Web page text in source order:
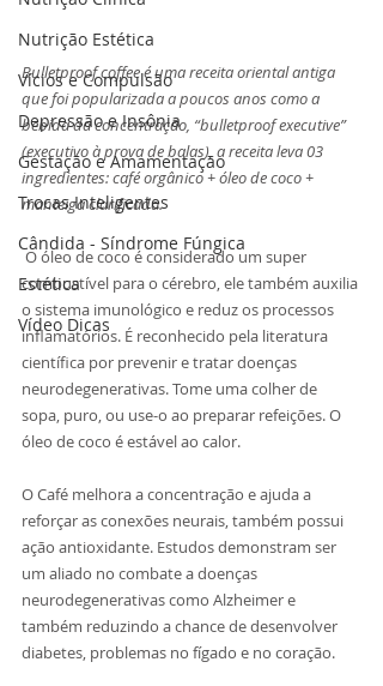
Nutrição Estética
Vícios e Compulsão
Depressão e Insônia
Gestação e Amamentação
Trocas Inteligentes
Cândida - Síndrome Fúngica
Estética
Vídeo Dicas
Bulletproof coffee é uma receita oriental antiga
que foi popularizada a poucos anos como a
bebida da concentração, “bulletproof executive”
(executivo à prova de balas), a receita leva 03
ingredientes: café orgânico + óleo de coco +
manteiga clarificada.
O óleo de coco é considerado um super
combustível para o cérebro, ele também auxilia
o sistema imunológico e reduz os processos
inflamatórios. É reconhecido pela literatura
científica por prevenir e tratar doenças
neurodegenerativas. Tome uma colher de
sopa, puro, ou use-o ao preparar refeições. O
óleo de coco é estável ao calor. ⠀
O Café melhora a concentração e ajuda a
reforçar as conexões neurais, também possui
ação antioxidante. Estudos demonstram ser
um aliado no combate a doenças
neurodegenerativas como Alzheimer e
também reduzindo a chance de desenvolver
diabetes, problemas no fígado e no coração. ⠀